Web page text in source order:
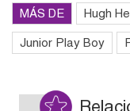
MÁS DE Hugh
Junior Play Boy